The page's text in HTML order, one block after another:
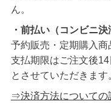
ん。
・前払い（コンビニ決
予約販売・定期購入
支払期限はご注文後
とさせていただきます
⇒決済方法についての